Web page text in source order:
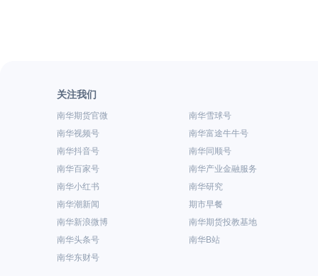
关注我们
南华期货官微
南华视频号
南华抖音号
南华百家号
南华小红书
南华潮新闻
南华新浪微博
南华头条号
南华东财号
南华雪球号
南华富途牛牛号
南华同顺号
南华产业金融服务
南华研究
期市早餐
南华期货投教基地
南华B站